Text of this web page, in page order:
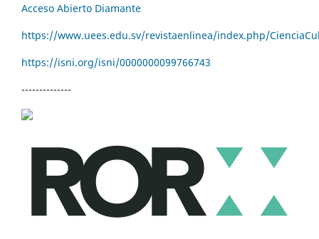
Acceso Abierto Diamante
https://www.uees.edu.sv/revistaenlinea/index.php/
https://isni.org/isni/0000000099766743
--------------